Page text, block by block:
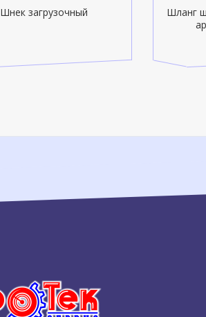
Шнек загрузочный
Шланг